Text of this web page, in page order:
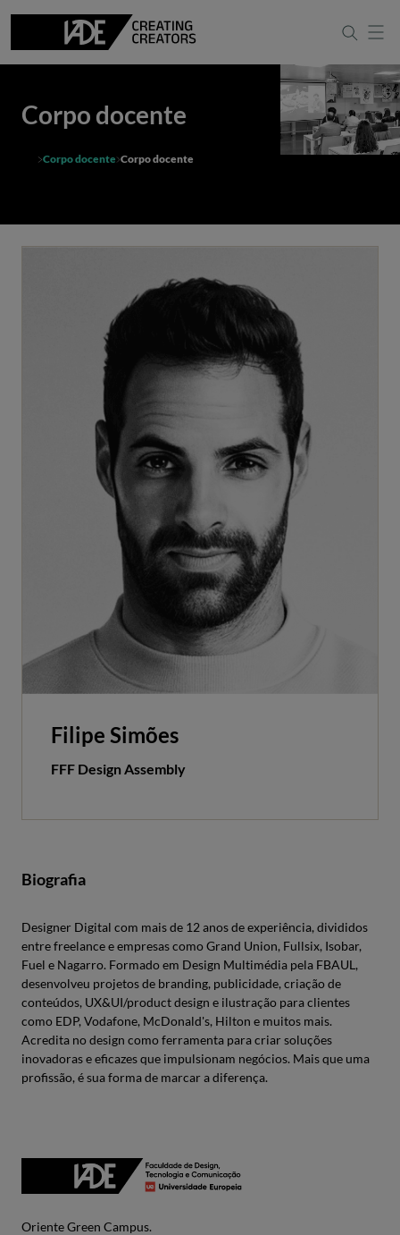
Corpo docente
Corpo docente Corpo docente
Filipe Simões
FFF Design Assembly
Biografia
Designer Digital com mais de 12 anos de experiência, divididos
entre freelance e empresas como Grand Union, Fullsix, Isobar,
Fuel e Nagarro. Formado em Design Multimédia pela FBAUL,
desenvolveu projetos de branding, publicidade, criação de
conteúdos, UX&UI/product design e ilustração para clientes
como EDP, Vodafone, McDonald's, Hilton e muitos mais.
Acredita no design como ferramenta para criar soluções
inovadoras e eficazes que impulsionam negócios. Mais que uma
profissão, é sua forma de marcar a diferença.
Oriente Green Campus.